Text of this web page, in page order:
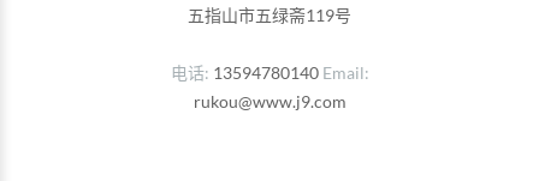
五指山市五绿斋119号
电话 13594780140 Email
rukou@www.j9.com